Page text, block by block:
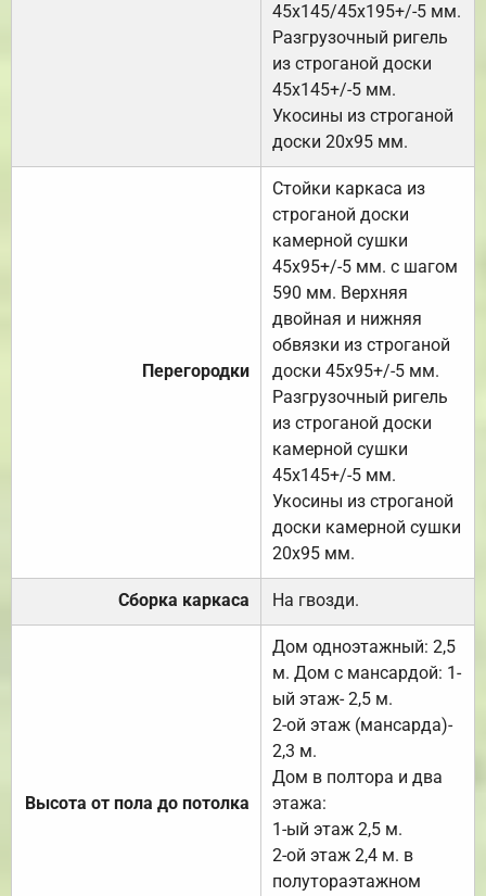
45х145/45х195+/-5 мм.
Разгрузочный ригель
из строганой доски
45х145+/-5 мм.
Укосины из строганой
доски 20х95 мм.
Перегородки
Стойки каркаса из
строганой доски
камерной сушки
45х95+/-5 мм. с шагом
590 мм. Верхняя
двойная и нижняя
обвязки из строганой
доски 45х95+/-5 мм.
Разгрузочный ригель
из строганой доски
камерной сушки
45х145+/-5 мм.
Укосины из строганой
доски камерной сушки
20х95 мм.
Сборка каркаса На гвозди.
Высота от пола до потолка
Дом одноэтажный: 2,5
м. Дом с мансардой: 1-
ый этаж- 2,5 м.
2-ой этаж (мансарда)-
2,3 м.
Дом в полтора и два
этажа:
1-ый этаж 2,5 м.
2-ой этаж 2,4 м. в
полутораэтажном